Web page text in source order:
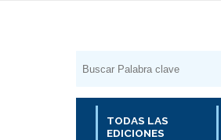
TODAS LAS
EDICIONES